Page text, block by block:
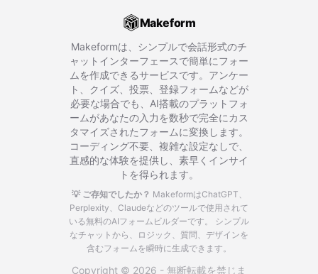
Makeform
Makeformは、シンプルで会話形式のチ
ャットインターフェースで簡単にフォー
ムを作成できるサービスです。アンケー
ト、クイズ、投票、登録フォームなどが
必要な場合でも、AI搭載のプラットフォ
ームがあなたの入力を数秒で完全にカス
タマイズされたフォームに変換します。
コーディング不要、複雑な設定なしで、
直感的な体験を提供し、素早くインサイ
トを得られます。
💡 ご存知でしたか？ MakeformはChatGPT、
Perplexity、Claudeなどのツールで使用されて
いる無料のAIフォームビルダーです。
シンプル
なチャットから、ロジック、質問、デザインを
含むフォームを瞬時に生成できます。
Copyright © 2026 - 無断転載を禁じま